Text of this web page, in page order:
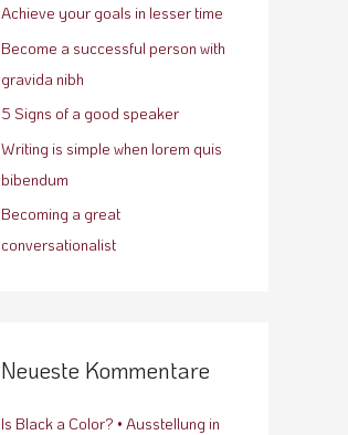
n
a
c
h
Achieve your goals in lesser time
Become a successful person with
gravida nibh
5 Signs of a good speaker
Writing is simple when lorem quis
bibendum
Becoming a great
conversationalist
Neueste Kommentare
Is Black a Color? • Ausstellung in